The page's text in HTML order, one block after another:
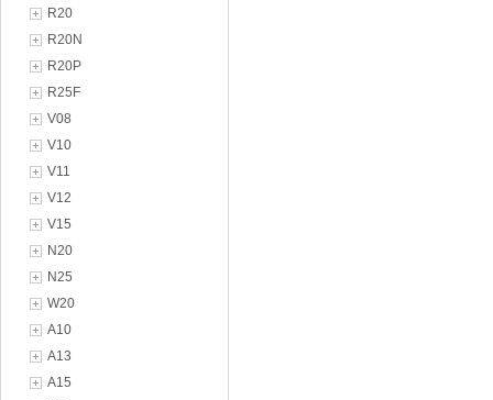
R20
R20N
R20P
R25F
V08
V10
V11
V12
V15
N20
N25
W20
A10
A13
A15